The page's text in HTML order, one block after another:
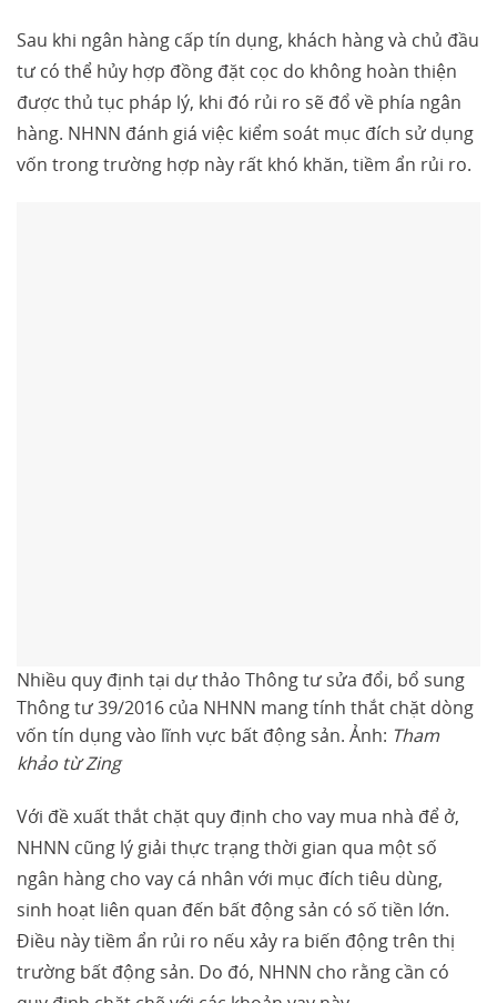
Sau khi ngân hàng cấp tín dụng, khách hàng và chủ đầu
tư có thể hủy hợp đồng đặt cọc do không hoàn thiện
được thủ tục pháp lý, khi đó rủi ro sẽ đổ về phía ngân
hàng. NHNN đánh giá việc kiểm soát mục đích sử dụng
vốn trong trường hợp này rất khó khăn, tiềm ẩn rủi ro.
Nhiều quy định tại dự thảo Thông tư sửa đổi, bổ sung
Thông tư 39/2016 của NHNN mang tính thắt chặt dòng
vốn tín dụng vào lĩnh vực bất động sản. Ảnh: Tham
khảo từ Zing
Với đề xuất thắt chặt quy định cho vay mua nhà để ở,
NHNN cũng lý giải thực trạng thời gian qua một số
ngân hàng cho vay cá nhân với mục đích tiêu dùng,
sinh hoạt liên quan đến bất động sản có số tiền lớn.
Điều này tiềm ẩn rủi ro nếu xảy ra biến động trên thị
trường bất động sản. Do đó, NHNN cho rằng cần có